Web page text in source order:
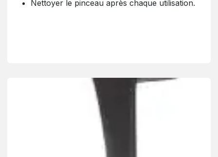
Nettoyer le pinceau après chaque utilisation.